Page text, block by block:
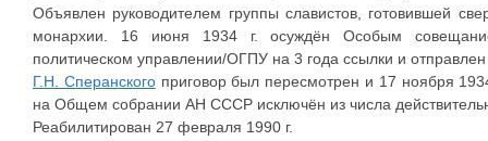
Объявлен руководителем группы славистов, готовившей
монархии. 16 июня 1934 г. осуждён Особым
политическом управлении/ОГПУ на 3 года ссылки и
Г.Н. Сперанскогоприговор был пересмотрен и 17 ноября
на Общем собрании АН СССР исключён из числа
Реабилитирован 27 февраля 1990 г.